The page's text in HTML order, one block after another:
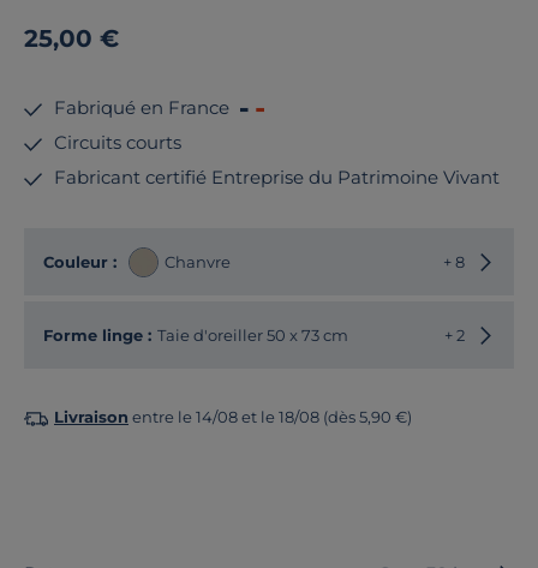
25,00 €
Fabriqué en France
Circuits courts
Fabricant certifié Entreprise du Patrimoine Vivant
Couleur : Chanvre + 8
Forme linge : Taie d'oreiller 50 x 73 cm + 2
Livraison entre le 14/08 et le 18/08 (dès 5,90 €)